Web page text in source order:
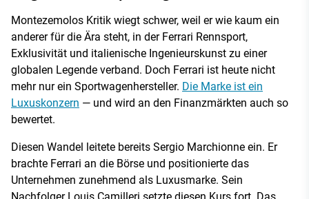
Montezemolos Kritik wiegt schwer, weil er wie kaum ein
anderer für die Ära steht, in der Ferrari Rennsport,
Exklusivität und italienische Ingenieurskunst zu einer
globalen Legende verband. Doch Ferrari ist heute nicht
mehr nur ein Sportwagenhersteller. Die Marke ist ein
Luxuskonzern — und wird an den Finanzmärkten auch so
bewertet.
Diesen Wandel leitete bereits Sergio Marchionne ein. Er
brachte Ferrari an die Börse und positionierte das
Unternehmen zunehmend als Luxusmarke. Sein
Nachfolger Louis Camilleri setzte diesen Kurs fort. Das